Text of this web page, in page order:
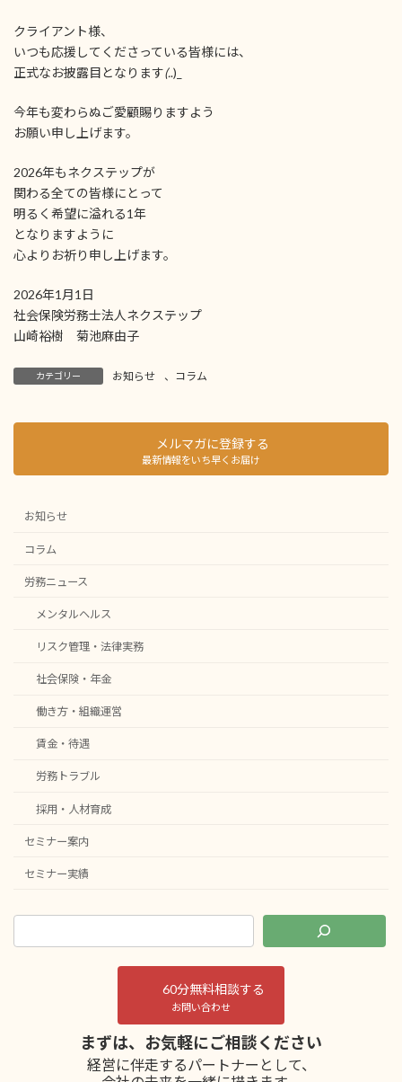
クライアント様、
いつも応援してくださっている皆様には、
正式なお披露目となります(..)_
今年も変わらぬご愛顧賜りますよう
お願い申し上げます。
2026年もネクステップが
関わる全ての皆様にとって
明るく希望に溢れる1年
となりますように
心よりお祈り申し上げます。
2026年1月1日
社会保険労務士法人ネクステップ
山崎裕樹 菊池麻由子
カテゴリー お知らせ 、 コラム
メルマガに登録する
最新情報をいち早くお届け
お知らせ
コラム
労務ニュース
メンタルヘルス
リスク管理・法律実務
社会保険・年金
働き方・組織運営
賃金・待遇
労務トラブル
採用・人材育成
セミナー案内
セミナー実績
60分無料相談する
お問い合わせ
まずは、お気軽にご相談ください
経営に伴走するパートナーとして、